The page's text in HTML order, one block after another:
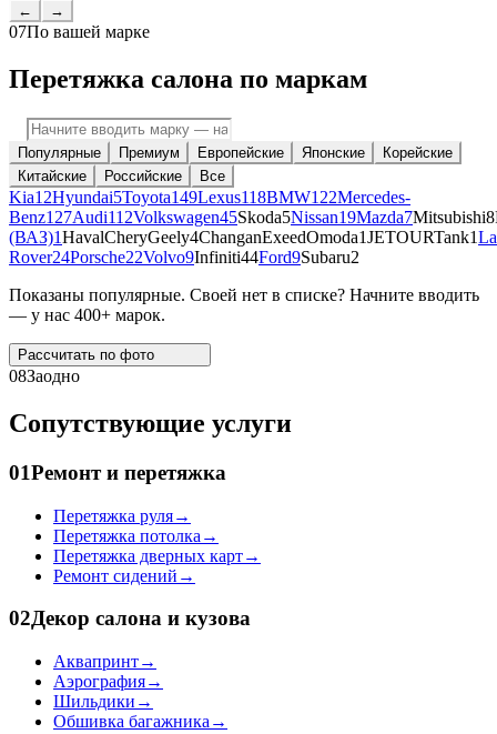
← →
07По вашей марке
Перетяжка салона по маркам
Популярные Премиум Европейские Японские
Корейские
Китайские
Российские Все
Kia12Hyundai5Toyota149Lexus118BMW122Mercedes-
Benz127Audi112Volkswagen45Skoda5Nissan19Mazda7Mitsubishi8
(ВАЗ)1HavalCheryGeely4ChanganExeedOmoda1JETOURTank1
Rover24Porsche22Volvo9Infiniti44Ford9Subaru2
Показаны популярные. Своей нет в списке? Начните вводить
— у нас 400+ марок.
Рассчитать по фото
08Заодно
Сопутствующие услуги
01Ремонт и перетяжка
Перетяжка руля→
Перетяжка потолка →
Перетяжка дверных карт→
Ремонт сидений →
02Декор салона и кузова
Аквапринт→
Аэрография→
Шильдики →
Обшивка багажника →